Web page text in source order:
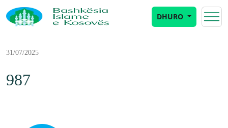
DHURO
31/07/2025
987